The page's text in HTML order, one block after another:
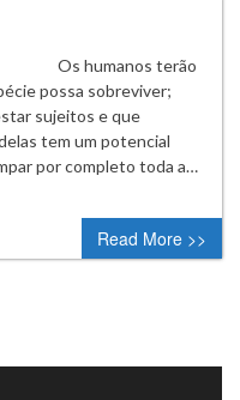
humanos terão
possa sobreviver;
sujeitos e que
tem um potencial
por completo toda a…
0 comment
Read More >>